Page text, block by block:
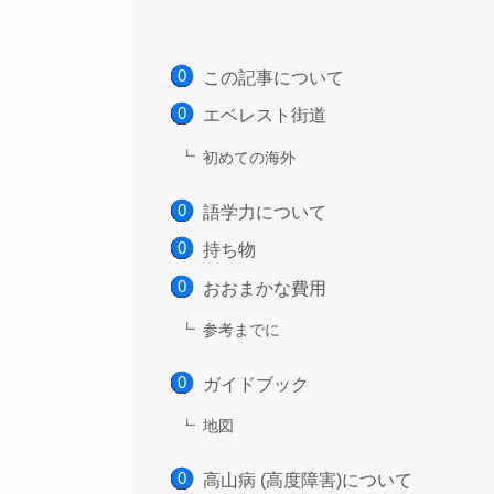
この記事について
エベレスト街道
初めての海外
語学力について
持ち物
おおまかな費用
参考までに
ガイドブック
地図
高山病 (高度障害)について